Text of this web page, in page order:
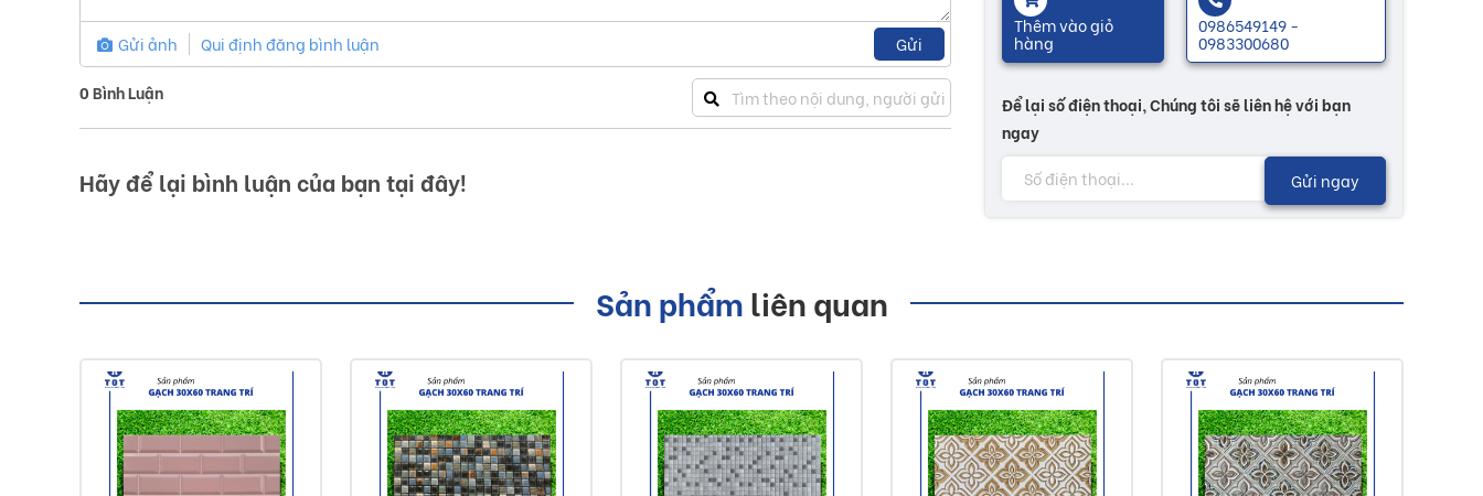
Gửi ảnh Qui định đăng bình luận Gửi
0Bình Luận
Hãy để lại bình luận của bạn tại đây!
Thêm vào giỏ
hàng
0986549149 -
0983300680
Để lại số điện thoại, Chúng tôi sẽ liên hệ với bạn
ngay
Gửi ngay
Sản phẩm liên quan